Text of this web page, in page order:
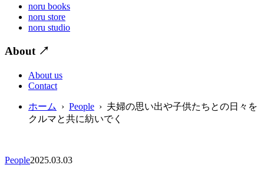
noru books
noru store
noru studio
About ↗
About us
Contact
ホーム › People › 夫婦の思い出や子供たちとの日々を
クルマと共に紡いでく
People2025.03.03